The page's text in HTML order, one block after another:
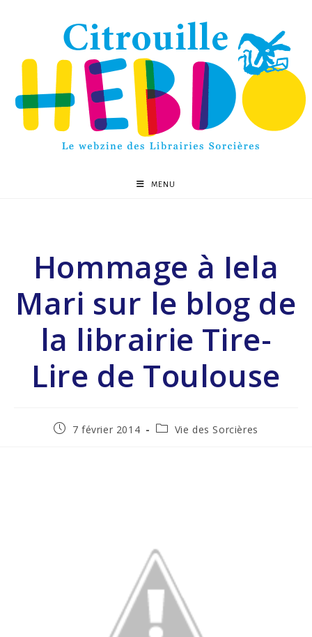
MENU
Hommage à Iela
Mari sur le blog de
la librairie Tire-
Lire de Toulouse
7 février 2014 Vie des Sorcières